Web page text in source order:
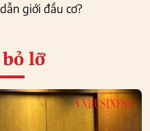
giới đầu cơ?
lỡ